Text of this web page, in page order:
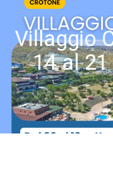
Villaggio
14 al